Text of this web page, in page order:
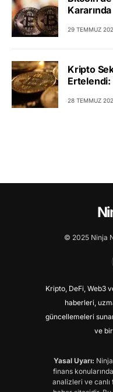
Kararında
29 TEMMUZ
Kripto
Ertelendi:
28 TEMMUZ
© 2025 Ninja
Kripto, DeFi, Web3
haberleri,
güncellemeleri
ve
Yasal Uyarı:
finans
analizleri ve